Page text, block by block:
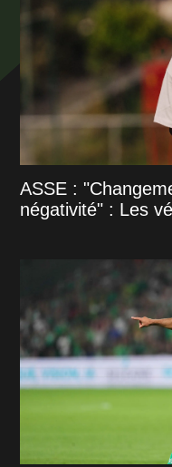
ASSE :
négativité" : Les